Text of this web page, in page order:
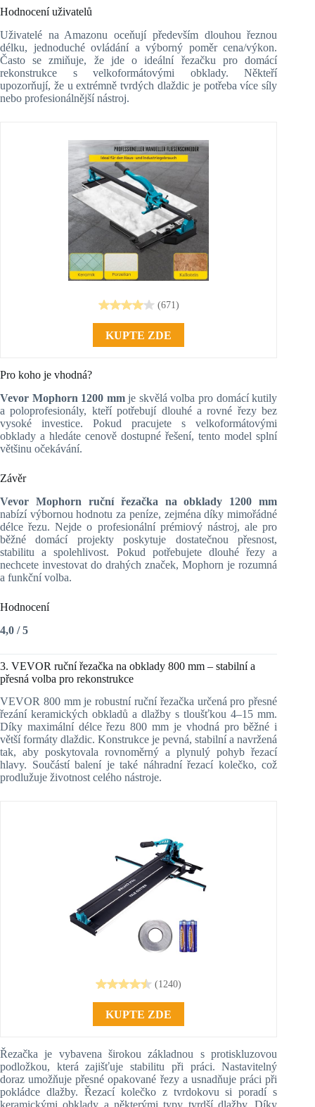
Hodnocení uživatelů
Uživatelé na Amazonu oceňují především dlouhou řeznou
délku, jednoduché ovládání a výborný poměr cena/výkon.
Často se zmiňuje, že jde o ideální řezačku pro domácí
rekonstrukce s velkoformátovými obklady. Někteří
upozorňují, že u extrémně tvrdých dlaždic je potřeba více síly
nebo profesionálnější nástroj.
(671)
KUPTE ZDE
Pro koho je vhodná?
Vevor Mophorn 1200 mmje skvělá volba pro domácí kutily
a poloprofesionály, kteří potřebují dlouhé a rovné řezy bez
vysoké investice. Pokud pracujete s velkoformátovými
obklady a hledáte cenově dostupné řešení, tento model splní
většinu očekávání.
Závěr
Vevor Mophorn ruční řezačka na obklady 1200 mm
nabízí výbornou hodnotu za peníze, zejména díky mimořádné
délce řezu. Nejde o profesionální prémiový nástroj, ale pro
běžné domácí projekty poskytuje dostatečnou přesnost,
stabilitu a spolehlivost. Pokud potřebujete dlouhé řezy a
nechcete investovat do drahých značek, Mophorn je rozumná
a funkční volba.
Hodnocení
4,0 / 5
3. VEVOR ruční řezačka na obklady 800 mm – stabilní a
přesná volba pro rekonstrukce
VEVOR 800 mm je robustní ruční řezačka určená pro přesné
řezání keramických obkladů a dlažby s tloušťkou 4–15 mm.
Díky maximální délce řezu 800 mm je vhodná pro běžné i
větší formáty dlaždic. Konstrukce je pevná, stabilní a navržená
tak, aby poskytovala rovnoměrný a plynulý pohyb řezací
hlavy. Součástí balení je také náhradní řezací kolečko, což
prodlužuje životnost celého nástroje.
(1240)
KUPTE ZDE
Řezačka je vybavena širokou základnou s protiskluzovou
podložkou, která zajišťuje stabilitu při práci. Nastavitelný
doraz umožňuje přesné opakované řezy a usnadňuje práci při
pokládce dlažby. Řezací kolečko z tvrdokovu si poradí s